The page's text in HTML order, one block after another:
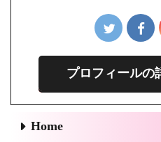
プロフィール
Home